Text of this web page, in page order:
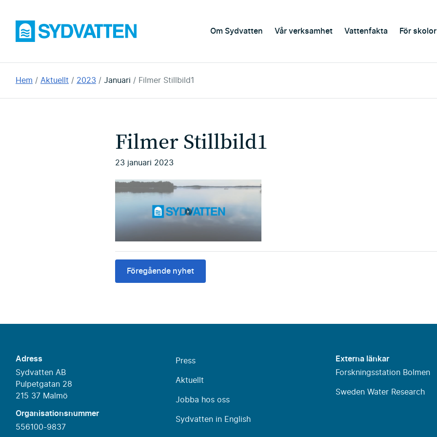
huvudinnehållet
Sydvatten Om Sydvatten Vår verksamhet Vattenfakta För skolor
Du
Hem Aktuellt 2023 Januari Filmer Stillbild1
Filmer Stillbild1
23 januari 2023
Föregående nyhet
Adress
Sydvatten AB
Pulpetgatan 28
215 37 Malmö
Organisationsnummer
556100-9837
Press
Aktuellt
Jobba hos oss
Sydvatten in English
Externa länkar
Forskningsstation Bolmen
Sweden Water Research